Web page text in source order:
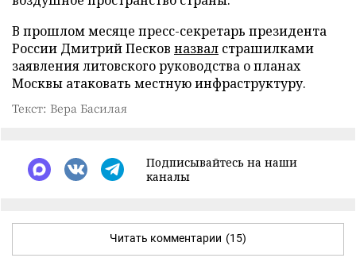
В прошлом месяце пресс-секретарь президента
России Дмитрий Песков назвал страшилками
заявления литовского руководства о планах
Москвы атаковать местную инфраструктуру.
Текст: Вера Басилая
Подписывайтесь на наши
каналы
Читать комментарии (15)